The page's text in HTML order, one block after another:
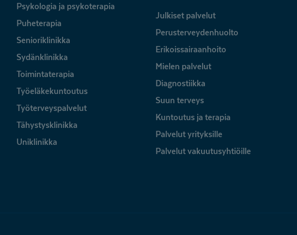
Psykologia ja psykoterapia
Puheterapia
Senioriklinikka
Sydänklinikka
Toimintaterapia
Työeläkekuntoutus
Työterveyspalvelut
Tähystysklinikka
Uniklinikka
Julkiset palvelut
Perusterveydenhuolto
Erikoissairaanhoito
Mielen palvelut
Diagnostiikka
Suun terveys
Kuntoutus ja terapia
Palvelut yrityksille
Palvelut vakuutusyhtiöille